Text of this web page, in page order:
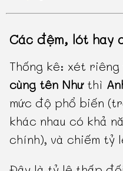
Các đệm, lót hay
Thống kê: xét
cùng tên Nhưthì
mức độ phổ biến
khác nhau có khả
chính), và chiếm tỷ